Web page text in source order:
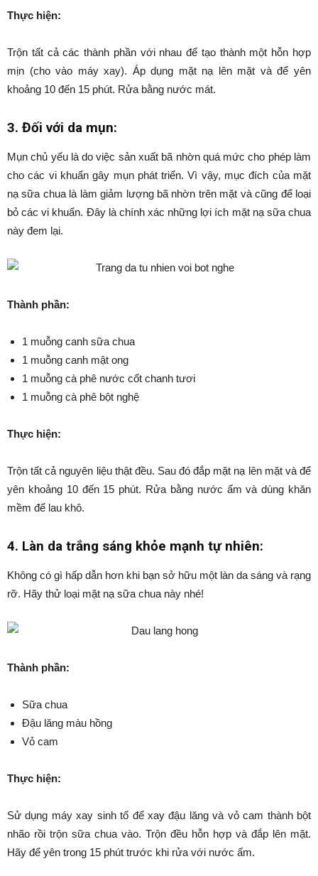
Thực hiện:
Trộn tất cả các thành phần với nhau để tạo thành một hỗn hợp
mịn (cho vào máy xay). Áp dụng mặt nạ lên mặt và để yên
khoảng 10 đến 15 phút. Rửa bằng nước mát.
3. Đối với da mụn:
Mụn chủ yếu là do việc sản xuất bã nhờn quá mức cho phép làm
cho các vi khuẩn gây mụn phát triển. Vì vậy, mục đích của mặt
nạ sữa chua là làm giảm lượng bã nhờn trên mặt và cũng để loại
bỏ các vi khuẩn. Đây là chính xác những lợi ích mặt nạ sữa chua
này đem lại.
Thành phần:
1 muỗng canh sữa chua
1 muỗng canh mật ong
1 muỗng cà phê nước cốt chanh tươi
1 muỗng cà phê bột nghệ
Thực hiện:
Trộn tất cả nguyên liệu thật đều. Sau đó đắp mặt nạ lên mặt và để
yên khoảng 10 đến 15 phút. Rửa bằng nước ấm và dùng khăn
mềm để lau khô.
4. Làn da trắng sáng khỏe mạnh tự nhiên:
Không có gì hấp dẫn hơn khi bạn sở hữu một làn da sáng và rạng
rỡ. Hãy thử loại mặt nạ sữa chua này nhé!
Thành phần:
Sữa chua
Đậu lăng màu hồng
Vỏ cam
Thực hiện:
Sử dụng máy xay sinh tố để xay đậu lăng và vỏ cam thành bột
nhão rồi trộn sữa chua vào. Trộn đều hỗn hợp và đắp lên mặt.
Hãy để yên trong 15 phút trước khi rửa với nước ấm.